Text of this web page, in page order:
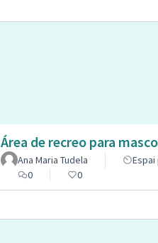
Área de recreo para
Ana Maria Tudela
0
0